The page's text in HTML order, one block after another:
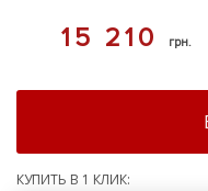
15 210 грн.
КУПИТЬ В 1 КЛИК: